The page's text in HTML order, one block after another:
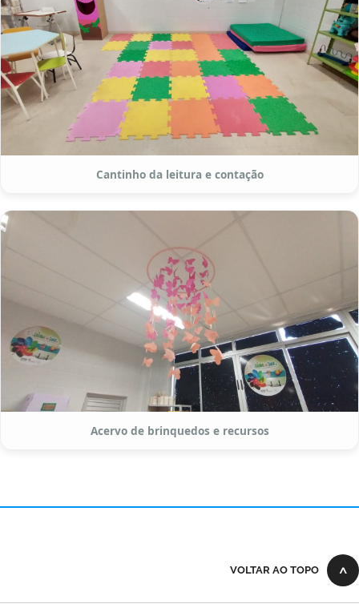
Cantinho da leitura e contação
Acervo de brinquedos e recursos
VOLTAR AO TOPO